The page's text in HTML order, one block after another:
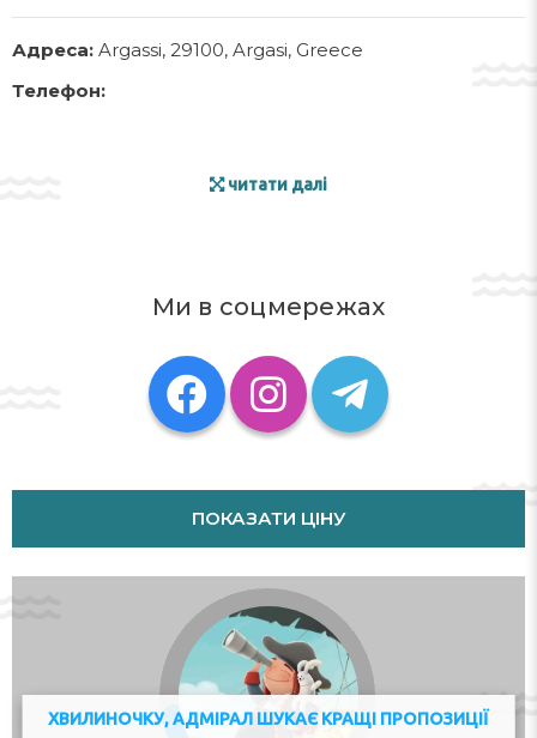
Адреса: Argassi, 29100, Argasi, Greece
Телефон:
читати далі
Ми в соцмережах
ПОКАЗАТИ ЦІНУ
ХВИЛИНОЧКУ, АДМІРАЛ ШУКАЄ КРАЩІ ПРОПОЗИЦІЇ